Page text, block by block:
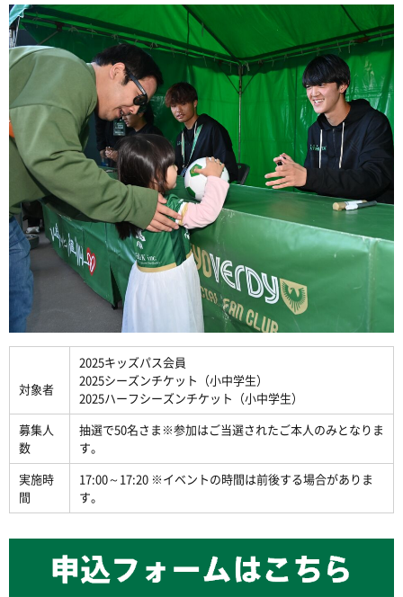
対象者
2025キッズパス会員
2025シーズンチケット（小中学生）
2025ハーフシーズンチケット（小中学生）
募集人
数
抽選で50名さま※参加はご当選されたご本人のみとなりま
す。
実施時
間
17:00～17:20 ※イベントの時間は前後する場合がありま
す。